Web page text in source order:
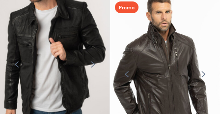
DAYTONA73
Blouson cuir homme marron
Daytona
CUIRS GUIGNARD
Blouson cuir homme marron vieilli
Cuirs Guignard